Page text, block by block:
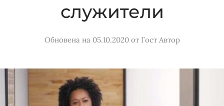
служители
Обновена на 05.10.2020от Гост Автор